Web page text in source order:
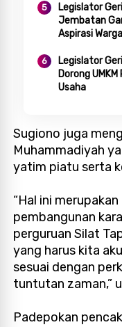
Legislator
Jembatan
Aspirasi
Legislator
Dorong
Usaha
Sugiono juga
Muhammadiyah
yatim piatu serta
“Hal ini
pembangunan
perguruan Silat
yang harus kita
sesuai dengan
tuntutan zaman,”
Padepokan